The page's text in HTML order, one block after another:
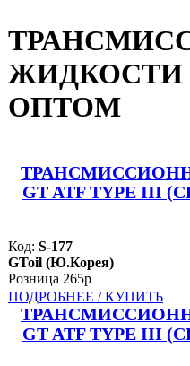
ЖИДКОСТИ
ОПТОМ
GT ATF TYPE III
Код: S-177
GToil (Ю.Корея)
Розница 265р
ПОДРОБНЕЕ / КУПИТЬ
GT ATF TYPE III